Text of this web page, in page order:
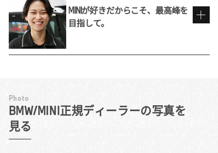
様々な車種を扱える良さは感じていたもの
の、故障診断や整備そのものをどこまでも追
求していける楽しさは正規ディーラーならで
は。BMWには専用の診断機（テスター）があ
り、それが車に搭載されたコンピュータと連
れにより、診断方法やトラブルシューティン
グのあり方もどんどん進化し、私たちはいつ
もその最先端で働けるというのはすごいこと
だと思います。
で見ます。預かっている以上は『お客様の大
切な想いがこめられている特別な1台』という
ことを忘れずに、傷や汚れなどに細心の注意
を払い整備にあたります。
整備士という仕事をする中で男性に劣る部分
ムーズに仕事を行うのは難しかったです。
だからこそ自分で工具を工夫して使うことで
お客様への品質に差が出ないようにしていま
民間の整備工場でメカニックをしていた前職
断機などの専用ツールや車両の資料がないた
め、結局は正規ディーラーにお客様の車を任
せることになるくやしさを感じていました。
もっと整備業を極めたいと転職を決め、BMW
今でも一番やりがいを感じるのが故障探求で
資格制度から生まれる仕事への誇り
MINIが好きだからこそ、最高峰を
目指して。
MINIマイスターを目標に。
Photo
BMW/MINI正規ディーラーの写真を
見る